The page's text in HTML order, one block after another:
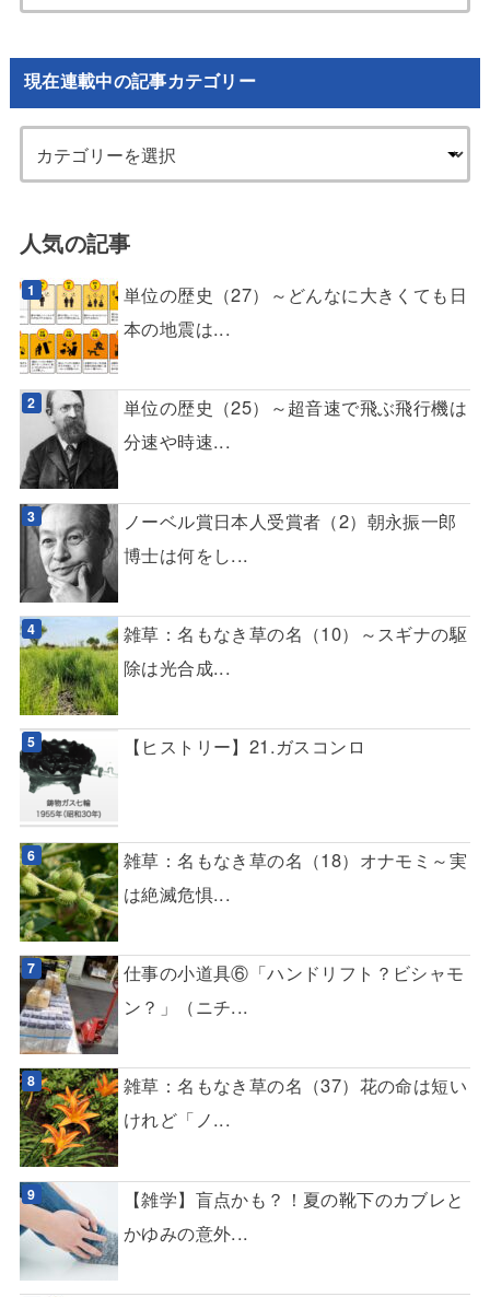
索:
現在連載中の記事カテゴリー
人気の記事
単位の歴史（27）～どんなに大きくても日
本の地震は...
単位の歴史（25）～超音速で飛ぶ飛行機は
分速や時速...
ノーベル賞日本人受賞者（2）朝永振一郎
博士は何をし...
雑草：名もなき草の名（10）～スギナの駆
除は光合成...
【ヒストリー】21.ガスコンロ
雑草：名もなき草の名（18）オナモミ～実
は絶滅危惧...
仕事の小道具⑥「ハンドリフト？ビシャモ
ン？」（ニチ...
雑草：名もなき草の名（37）花の命は短い
けれど「ノ...
【雑学】盲点かも？！夏の靴下のカブレと
かゆみの意外...